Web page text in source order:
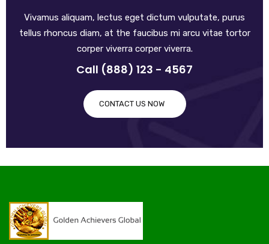
Vivamus aliquam, lectus eget dictum vulputate, purus
tellus rhoncus diam, at the faucibus mi arcu vitae tortor
corper viverra corper viverra.
Call (888) 123 - 4567
CONTACT US NOW